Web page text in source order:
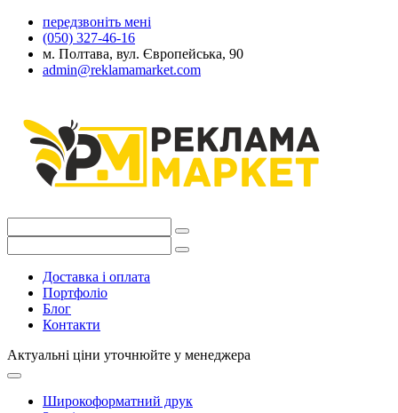
передзвоніть мені
(050) 327-46-16
м. Полтава, вул. Європейська, 90
admin@reklamamarket.com
Доставка і оплата
Портфоліо
Блог
Контакти
Актуальні ціни уточнюйте у менеджера
Широкоформатний друк